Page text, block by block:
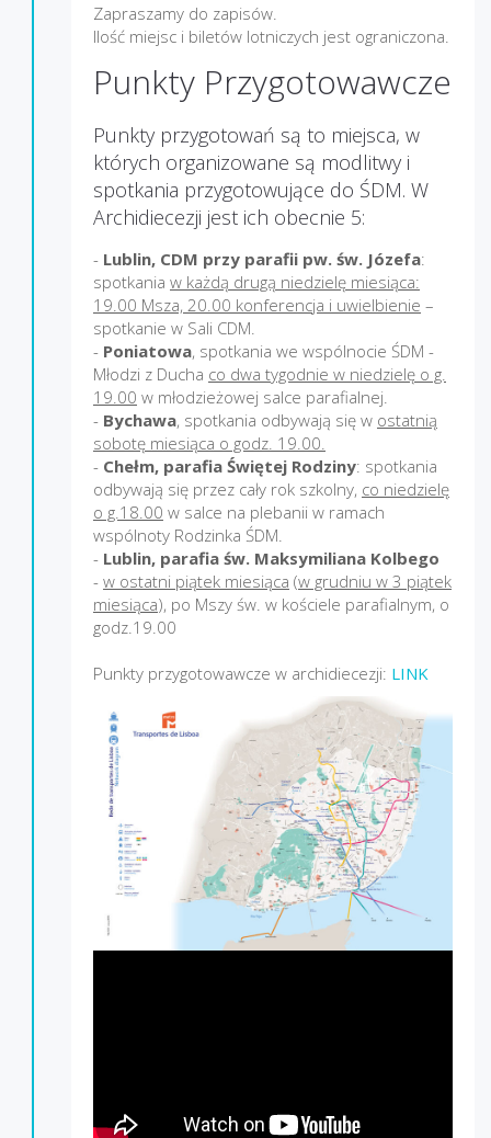
Zapraszamy do zapisów.
Ilość miejsc i biletów lotniczych jest ograniczona.
Punkty Przygotowawcze
Punkty przygotowań są to miejsca, w
których organizowane są modlitwy i
spotkania przygotowujące do ŚDM. W
Archidiecezji jest ich obecnie 5:
- Lublin, CDM przy parafii pw. św. Józefa:
spotkania w każdą drugą niedzielę miesiąca:
19.00 Msza, 20.00 konferencja i uwielbienie –
spotkanie w Sali CDM.
- Poniatowa, spotkania we wspólnocie ŚDM -
Młodzi z Ducha co dwa tygodnie w niedzielę o g.
19.00 w młodzieżowej salce parafialnej.
- Bychawa, spotkania odbywają się w ostatnią
sobotę miesiąca o godz. 19.00.
- Chełm, parafia Świętej Rodziny: spotkania
odbywają się przez cały rok szkolny, co niedzielę
o g.18.00 w salce na plebanii w ramach
wspólnoty Rodzinka ŚDM.
- Lublin, parafia św. Maksymiliana Kolbego
- w ostatni piątek miesiąca (w grudniu w 3 piątek
miesiąca), po Mszy św. w kościele parafialnym, o
godz.19.00
Punkty przygotowawcze w archidiecezji: LINK